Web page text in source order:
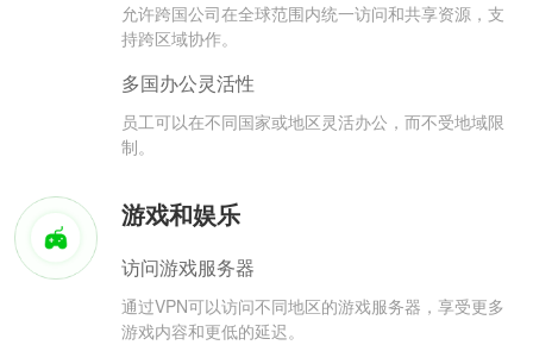
允许跨国公司在全球范围内统一访问和共享资源，支
持跨区域协作。
多国办公灵活性
员工可以在不同国家或地区灵活办公，而不受地域限
制。
游戏和娱乐
访问游戏服务器
通过VPN可以访问不同地区的游戏服务器，享受更多
游戏内容和更低的延迟。